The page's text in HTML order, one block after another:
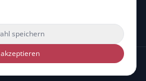
· Ettlingen und Umgebung
speichern